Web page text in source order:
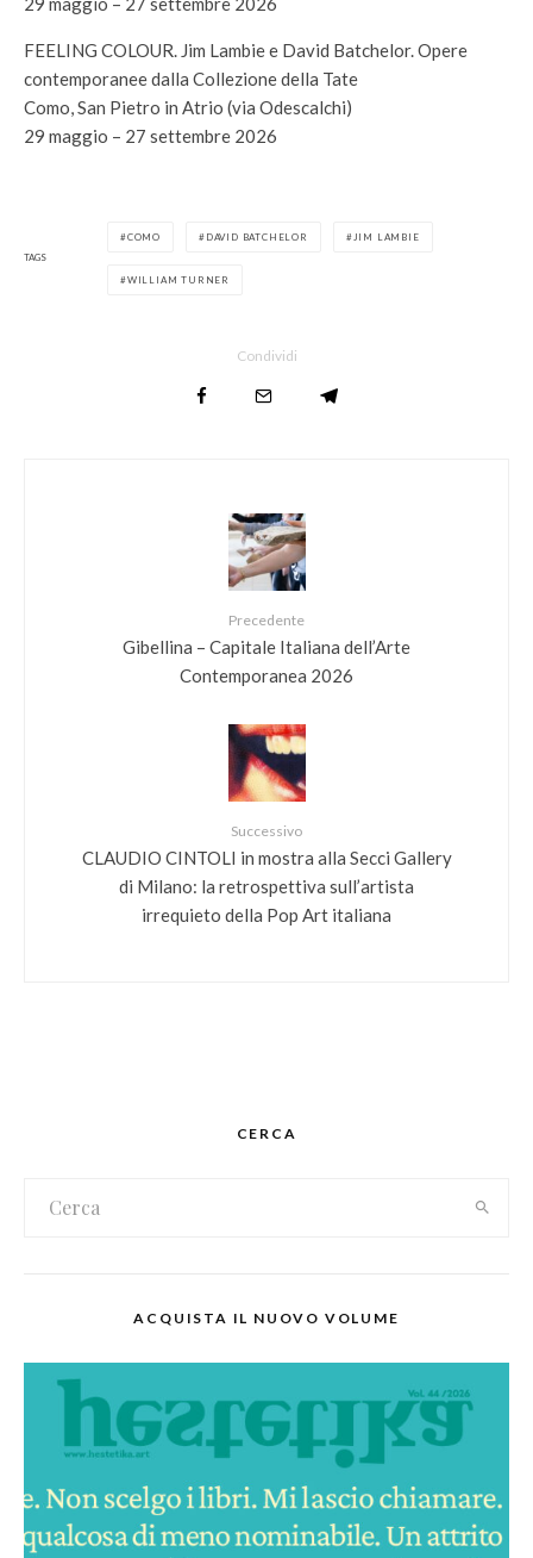
FEELING COLOUR. Jim Lambie e David Batchelor. Opere
contemporanee dalla Collezione della Tate
Como, San Pietro in Atrio (via Odescalchi)
29 maggio – 27 settembre 2026
TAGS
COMO DAVID BATCHELOR JIM LAMBIE
WILLIAM TURNER
Condividi
Precedente
Gibellina – Capitale Italiana dell’Arte
Contemporanea 2026
Successivo
CLAUDIO CINTOLI in mostra alla Secci Gallery
di Milano: la retrospettiva sull’artista
irrequieto della Pop Art italiana
CERCA
ACQUISTA IL NUOVO VOLUME